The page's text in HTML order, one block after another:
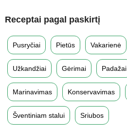
Receptai pagal paskirtį
Pusryčiai Pietūs Vakarienė
Užkandžiai Gėrimai Padažai
Marinavimas Konservavimas
Šventiniam stalui Sriubos